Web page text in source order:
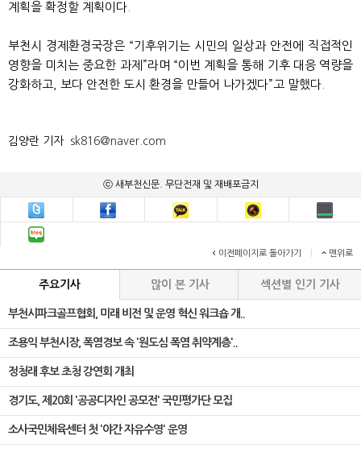
계획을 확정할 계획이다.
부천시 경제환경국장은 “기후위기는 시민의 일상과 안전에 직접적인
영향을 미치는 중요한 과제”라며 “이번 계획을 통해 기후 대응 역량을
강화하고, 보다 안전한 도시 환경을 만들어 나가겠다”고 말했다.
김양란 기자 sk816@naver.com
ⓒ 새부천신문. 무단전재 및 재배포금지
이전페이지로 돌아가기 맨위로
주요기사 많이 본 기사 섹션별 인기 기사
부천시파크골프협회, 미래 비전 및 운영 혁신 워크숍 개..
조용익 부천시장, 폭염경보 속 '원도심 폭염 취약계층'..
정청래 후보 초청 강연회 개최
경기도, 제20회 '공공디자인 공모전' 국민평가단 모집
소사국민체육센터 첫 '야간 자유수영' 운영